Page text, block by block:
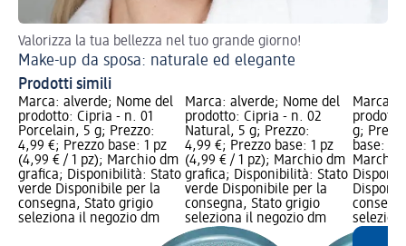
Valorizza la tua bellezza nel tuo grande giorno!
Make-up da sposa: naturale ed elegante
Prodotti simili
Marca: alverde; Nome del
prodotto: Cipria - n. 01
Porcelain, 5 g; Prezzo:
4,99 €; Prezzo base: 1 pz
(4,99 € / 1 pz); Marchio dm
grafica; Disponibilità: Stato
verde Disponibile per la
consegna, Stato grigio
seleziona il negozio dm
Marca: alverde; Nome del
prodotto: Cipria - n. 02
Natural, 5 g; Prezzo:
4,99 €; Prezzo base: 1 pz
(4,99 € / 1 pz); Marchio dm
grafica; Disponibilità: Stato
verde Disponibile per la
consegna, Stato grigio
seleziona il negozio dm
Marca:
g;
base: 1
Marchio